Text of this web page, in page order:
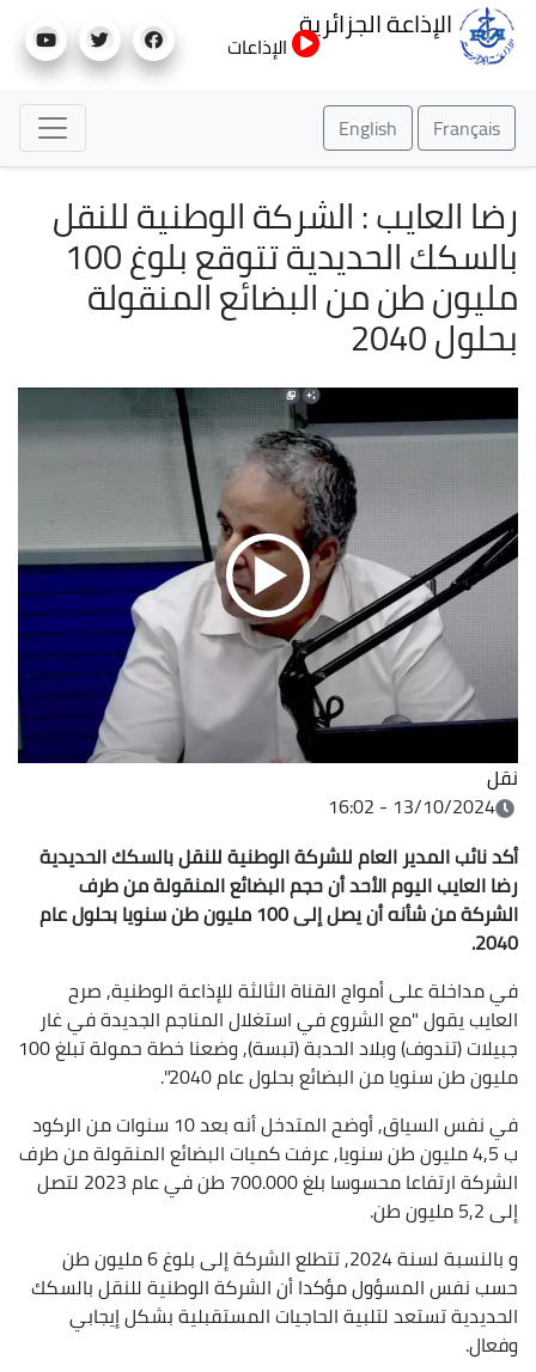
إلى
الإذاعة الجزائرية
الإذاعات
Français
English
رضا العايب : الشركة الوطنية للنقل
بالسكك الحديدية تتوقع بلوغ 100
مليون طن من البضائع المنقولة
بحلول 2040
نقل
13/10/2024 - 16:02
أكد نائب المدير العام للشركة الوطنية للنقل بالسكك الحديدية
رضا العايب اليوم الأحد أن حجم البضائع المنقولة من طرف
الشركة من شأنه أن يصل إلى 100 مليون طن سنويا بحلول عام
2040.
في مداخلة على أمواج القناة الثالثة للإذاعة الوطنية, صرح
العايب يقول "مع الشروع في استغلال المناجم الجديدة في غار
جبيلات (تندوف) وبلاد الحدبة (تبسة), وضعنا خطة حمولة تبلغ 100
مليون طن سنويا من البضائع بحلول عام 2040".
في نفس السياق, أوضح المتدخل أنه بعد 10 سنوات من الركود
ب 4,5 مليون طن سنويا, عرفت كميات البضائع المنقولة من طرف
الشركة ارتفاعا محسوسا بلغ 700.000 طن في عام 2023 لتصل
إلى 5,2 مليون طن.
و بالنسبة لسنة 2024, تتطلع الشركة إلى بلوغ 6 مليون طن
حسب نفس المسؤول مؤكدا أن الشركة الوطنية للنقل بالسكك
الحديدية تستعد لتلبية الحاجيات المستقبلية بشكل إيجابي
وفعال.